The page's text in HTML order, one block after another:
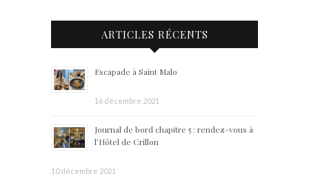
ARTICLES RÉCENTS
Escapade à Saint Malo
16 décembre 2021
Journal de bord chapitre 5 : rendez-vous à
l’Hôtel de Crillon
10 décembre 2021